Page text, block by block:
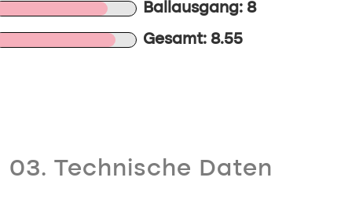
Ballausgang: 8
Gesamt: 8.55
03. Technische Daten